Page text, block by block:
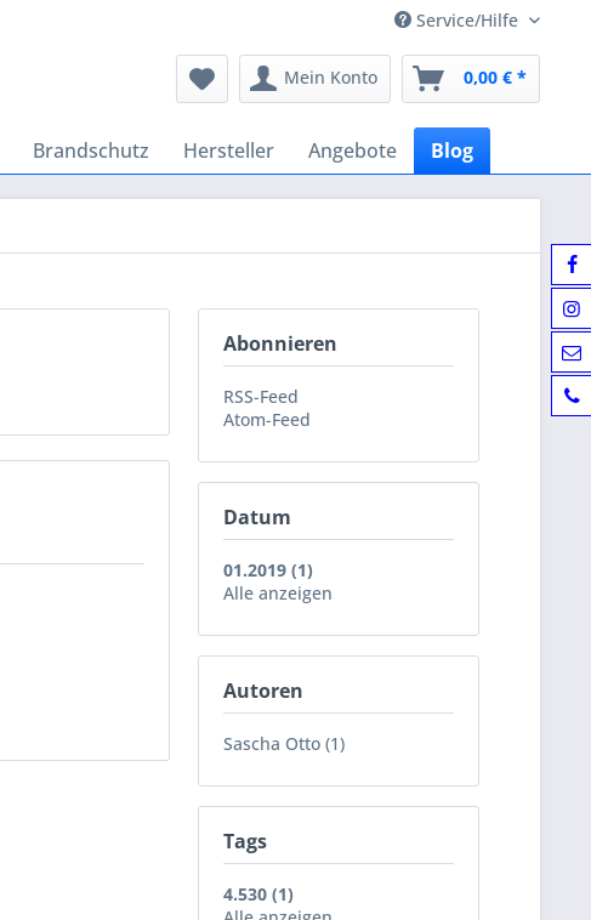
Service/Hilfe
Mein Konto 0,00 € *
Brandschutz Hersteller Angebote Blog
Abonnieren
RSS-Feed
Atom-Feed
Datum
01.2019 (1)
Alle anzeigen
Autoren
Sascha Otto (1)
Tags
4.530 (1)